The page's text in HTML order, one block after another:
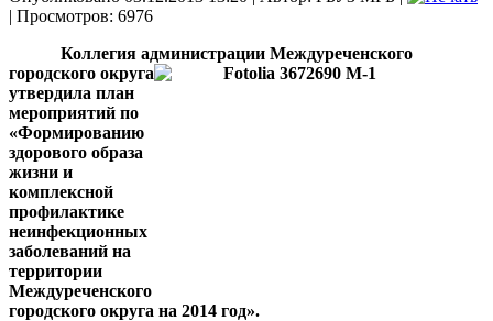
| Просмотров: 6976
Коллегия администрации Междуреченского
городского округа
утвердила план
мероприятий по
«Формированию
здорового образа
жизни и
комплексной
профилактике
неинфекционных
заболеваний на
территории
Междуреченского
городского округа на 2014 год».